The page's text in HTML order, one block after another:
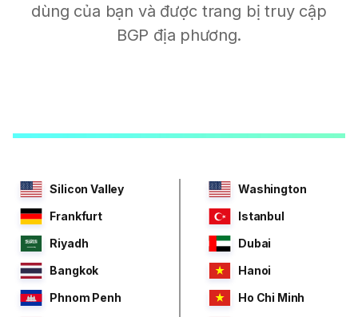
dùng của bạn và được trang bị truy cập
BGP địa phương.
Silicon Valley
Washington
Frankfurt
Istanbul
Riyadh
Dubai
Bangkok
Hanoi
Phnom Penh
Ho Chi Minh